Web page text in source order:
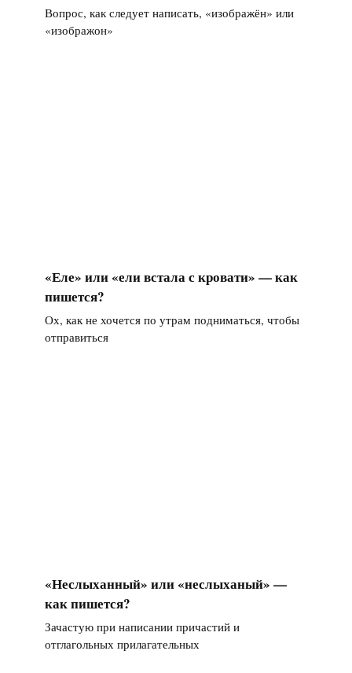
Вопрос, как следует написать, «изображён» или
«изображон»
«Еле» или «ели встала с кровати» — как
пишется?
Ох, как не хочется по утрам подниматься, чтобы
отправиться
«Неслыханный» или «неслыханый» —
как пишется?
Зачастую при написании причастий и
отглагольных прилагательных